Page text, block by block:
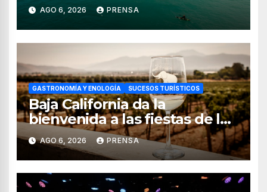
para uso recreativo
AGO 6, 2026 PRENSA
GASTRONOMÍA Y ENOLOGÍA SUCESOS TURÍSTICOS
Baja California da la
bienvenida a las fiestas de la
vendimia 2026
AGO 6, 2026 PRENSA